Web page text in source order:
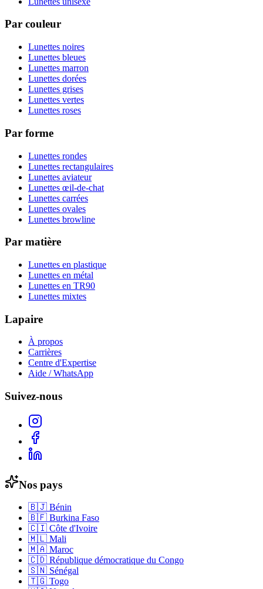
Par couleur
Lunettes noires
Lunettes bleues
Lunettes marron
Lunettes dorées
Lunettes grises
Lunettes vertes
Lunettes roses
Par forme
Lunettes rondes
Lunettes rectangulaires
Lunettes aviateur
Lunettes œil-de-chat
Lunettes carrées
Lunettes ovales
Lunettes browline
Par matière
Lunettes en plastique
Lunettes en métal
Lunettes en TR90
Lunettes mixtes
Lapaire
À propos
Carrières
Centre d'Expertise
Aide / WhatsApp
Suivez-nous
Nos pays
🇧🇯 Bénin
🇧🇫 Burkina Faso
🇨🇮 Côte d'Ivoire
🇲🇱 Mali
🇲🇦 Maroc
🇨🇩 République démocratique du Congo
🇸🇳 Sénégal
🇹🇬 Togo